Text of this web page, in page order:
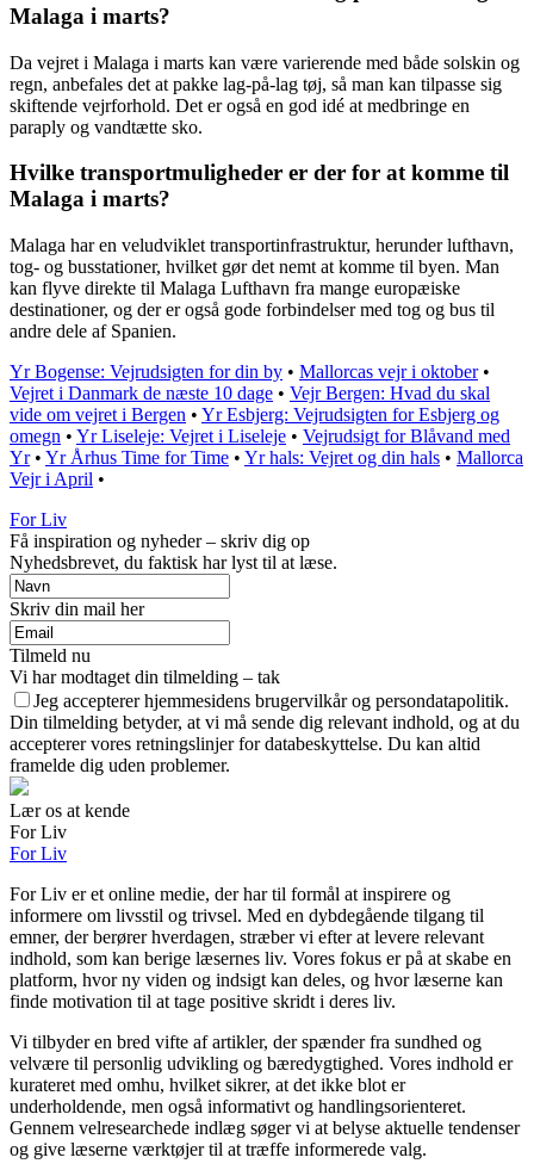
Malaga i marts?
Da vejret i Malaga i marts kan være varierende med både solskin og
regn, anbefales det at pakke lag-på-lag tøj, så man kan tilpasse sig
skiftende vejrforhold. Det er også en god idé at medbringe en
paraply og vandtætte sko.
Hvilke transportmuligheder er der for at komme til
Malaga i marts?
Malaga har en veludviklet transportinfrastruktur, herunder lufthavn,
tog- og busstationer, hvilket gør det nemt at komme til byen. Man
kan flyve direkte til Malaga Lufthavn fra mange europæiske
destinationer, og der er også gode forbindelser med tog og bus til
andre dele af Spanien.
Yr Bogense: Vejrudsigten for din by • Mallorcas vejr i oktober•
Vejret i Danmark de næste 10 dage • Vejr Bergen: Hvad du skal
vide om vejret i Bergen • Yr Esbjerg: Vejrudsigten for Esbjerg og
omegn • Yr Liseleje: Vejret i Liseleje • Vejrudsigt for Blåvand med
Yr• Yr Århus Time for Time • Yr hals: Vejret og din hals • Mallorca
Vejr i April •
For Liv
Få inspiration og nyheder – skriv dig op
Nyhedsbrevet, du faktisk har lyst til at læse.
Skriv din mail her
Tilmeld nu
Vi har modtaget din tilmelding – tak
Jeg accepterer hjemmesidens brugervilkår og persondatapolitik.
Din tilmelding betyder, at vi må sende dig relevant indhold, og at du
accepterer vores retningslinjer for databeskyttelse. Du kan altid
framelde dig uden problemer.
Lær os at kende
For Liv
For Liv
For Liv er et online medie, der har til formål at inspirere og
informere om livsstil og trivsel. Med en dybdegående tilgang til
emner, der berører hverdagen, stræber vi efter at levere relevant
indhold, som kan berige læsernes liv. Vores fokus er på at skabe en
platform, hvor ny viden og indsigt kan deles, og hvor læserne kan
finde motivation til at tage positive skridt i deres liv.
Vi tilbyder en bred vifte af artikler, der spænder fra sundhed og
velvære til personlig udvikling og bæredygtighed. Vores indhold er
kurateret med omhu, hvilket sikrer, at det ikke blot er
underholdende, men også informativt og handlingsorienteret.
Gennem velresearchede indlæg søger vi at belyse aktuelle tendenser
og give læserne værktøjer til at træffe informerede valg.